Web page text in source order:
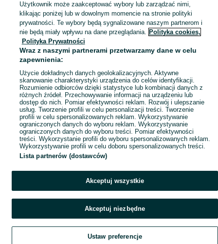
Skorzystaj z największego serwisu ogłoszeniowego - Leńcze i okolice! Kupuj to, czego pragniesz i sprzedawaj to, czego już nie potrzebujesz! Zobacz
Mapa kategorii
Mapa miejscowości
Mapa ministron
Użytkownik może zaakceptować wybory lub zarządzać nimi,
klikając poniżej lub w dowolnym momencie na stronie polityki
prywatności. Te wybory będą sygnalizowane naszym partnerom i
nie będą miały wpływu na dane przeglądania. Polityka cookies,
Polityka Prywatności
Wraz z naszymi partnerami przetwarzamy dane w celu
zapewnienia:
Użycie dokładnych danych geolokalizacyjnych. Aktywne
skanowanie charakterystyki urządzenia do celów identyfikacji.
Rozumienie odbiorców dzięki statystyce lub kombinacji danych z
różnych źródeł. Przechowywanie informacji na urządzeniu lub
dostęp do nich. Pomiar efektywności reklam. Rozwój i ulepszanie
usług. Tworzenie profili w celu personalizacji treści. Tworzenie
profili w celu spersonalizowanych reklam. Wykorzystywanie
ograniczonych danych do wyboru reklam. Wykorzystywanie
ograniczonych danych do wyboru treści. Pomiar efektywności
treści. Wykorzystanie profili do wyboru spersonalizowanych reklam.
Wykorzystywanie profili w celu doboru spersonalizowanych treści.
Lista partnerów (dostawców)
Akceptuj wszystkie
Akceptuj niezbędne
Ustaw preferencje